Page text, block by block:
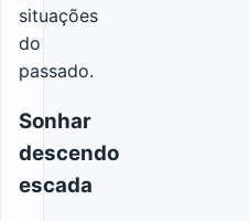
situações
do
passado.
Sonhar
descendo
escada